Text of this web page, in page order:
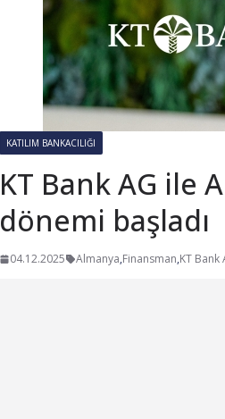
KATILIM BANKACILIĞI
KT Bank AG ile
dönemi başladı
04.12.2025 Almanya,Finansman,KT Bank